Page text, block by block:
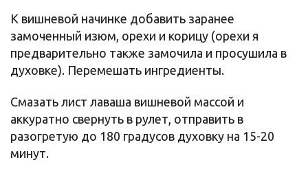
К вишневой начинке добавить заранее
замоченный изюм, орехи и корицу (орехи я
предварительно также замочила и просушила в
духовке). Перемешать ингредиенты.
Смазать лист лаваша вишневой массой и
аккуратно свернуть в рулет, отправить в
разогретую до 180 градусов духовку на 15-20
минут.